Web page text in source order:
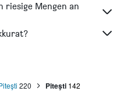
riesige Mengen an
220 Piteşti 142